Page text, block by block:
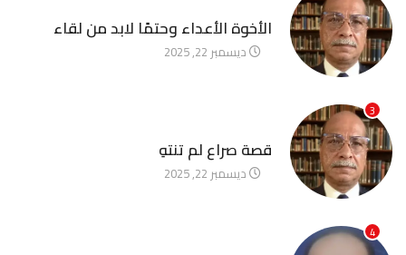
الأخوة الأعداء وحتمًا لابد من لقاء
ديسمبر 22, 2025
3
قصة صراع لم تنتهِ
ديسمبر 22, 2025
4